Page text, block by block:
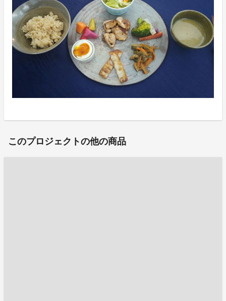
このプロジェクトの他の商品